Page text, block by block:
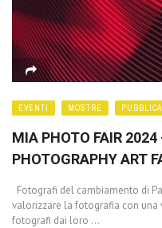
EVENTI MOSTRE
MIA PHOTO FAIR
PHOTOGRAPHY ART
Fotografi del cambiamento di
valorizzare la fotografia con una
fotografi dai loro ...